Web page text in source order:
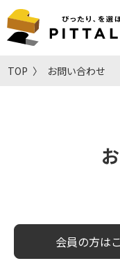
TOP お問い合わせ
会員の方は